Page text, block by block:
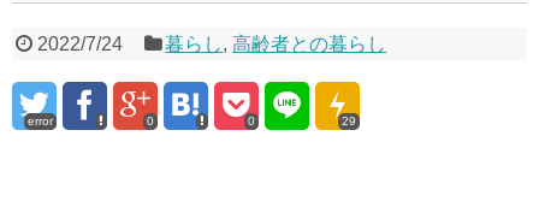
2022/7/24 暮らし,高齢者との暮らし
error 0 0 29